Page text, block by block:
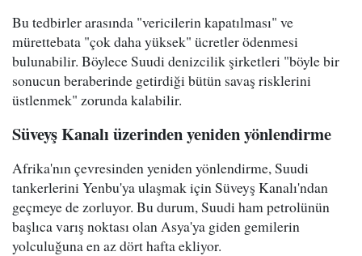
Bu tedbirler arasında "vericilerin kapatılması" ve
mürettebata "çok daha yüksek" ücretler ödenmesi
bulunabilir. Böylece Suudi denizcilik şirketleri "böyle bir
sonucun beraberinde getirdiği bütün savaş risklerini
üstlenmek" zorunda kalabilir.
Süveyş Kanalı üzerinden yeniden yönlendirme
Afrika'nın çevresinden yeniden yönlendirme, Suudi
tankerlerini Yenbu'ya ulaşmak için Süveyş Kanalı'ndan
geçmeye de zorluyor. Bu durum, Suudi ham petrolünün
başlıca varış noktası olan Asya'ya giden gemilerin
yolculuğuna en az dört hafta ekliyor.